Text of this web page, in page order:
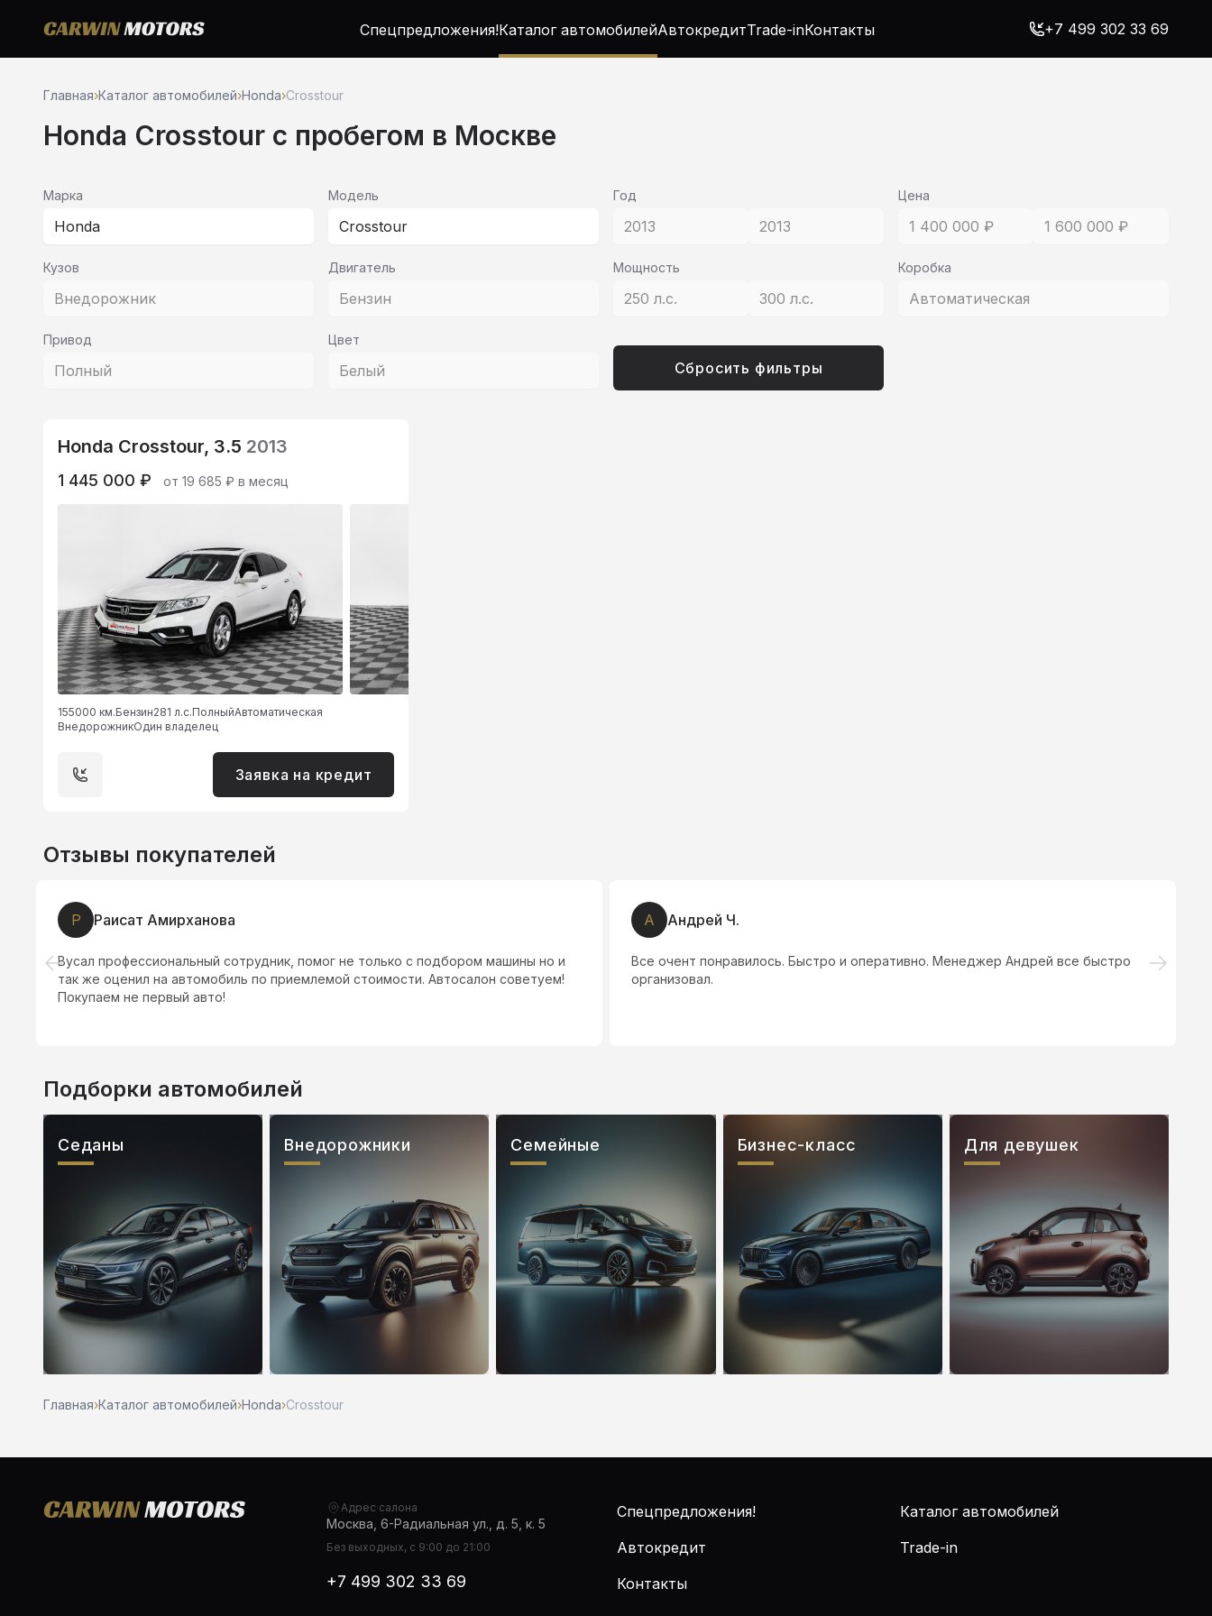
Спецпредложения!Каталог автомобилейАвтокредитTrade-inКонтакты +7 499 302 33 69
Главная›Каталог автомобилей›Honda›Crosstour
Honda Crosstour c пробегом в Москве
Марка
Honda
Модель
Crosstour
Год
2013 2013
Цена
1 400 000 ₽ 1 600 000 ₽
Кузов
Внедорожник
Двигатель
Бензин
Мощность
250 л.с. 300 л.с.
Коробка
Автоматическая
Привод
Полный
Цвет
Белый Сбросить фильтры
Honda Crosstour, 3.5 2013
1 445 000 ₽ от 19 685 ₽ в месяц
155000 км.Бензин281 л.с.ПолныйАвтоматическая
ВнедорожникОдин владелец
Заявка на кредит
Отзывы покупателей
Р Раисат Амирханова
Вусал профессиональный сотрудник, помог не только с подбором машины но и
так же оценил на автомобиль по приемлемой стоимости. Автосалон советуем!
Покупаем не первый авто!
А Андрей Ч.
Все очент понравилось. Быстро и оперативно. Менеджер Андрей все быстро
организовал.
Подборки автомобилей
Седаны Внедорожники Семейные Бизнес-класс Для девушек
Главная›Каталог автомобилей›Honda›Crosstour
Адрес салона
Москва, 6-Радиальная ул., д. 5, к. 5
Без выходных, с 9:00 до 21:00
+7 499 302 33 69
Спецпредложения!
Каталог автомобилей
Автокредит
Trade-in
Контакты